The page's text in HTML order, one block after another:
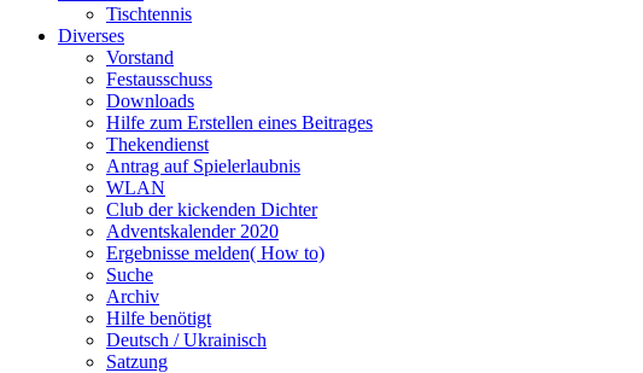
Tischtennis
Diverses
Vorstand
Festausschuss
Downloads
Hilfe zum Erstellen eines Beitrages
Thekendienst
Antrag auf Spielerlaubnis
WLAN
Club der kickenden Dichter
Adventskalender 2020
Ergebnisse melden( How to)
Suche
Archiv
Hilfe benötigt
Deutsch / Ukrainisch
Satzung